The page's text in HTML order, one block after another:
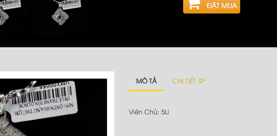
ĐẶT MUA
MÔ TẢ CHI TIẾT SP
Viên Chủ: 5Li